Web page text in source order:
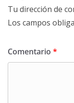
Tu dirección de
Los campos
Comentario *